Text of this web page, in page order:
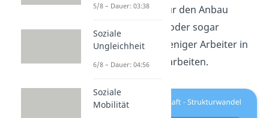
obwohl die Fläche für den Anbau
gleich geblieben ist oder sogar
abnimmt und viel weniger Arbeiter in
der Landwirtschaft arbeiten.
5/8 – Dauer: 03:38
Soziale
Ungleichheit
6/8 – Dauer: 04:56
Soziale
Mobilität